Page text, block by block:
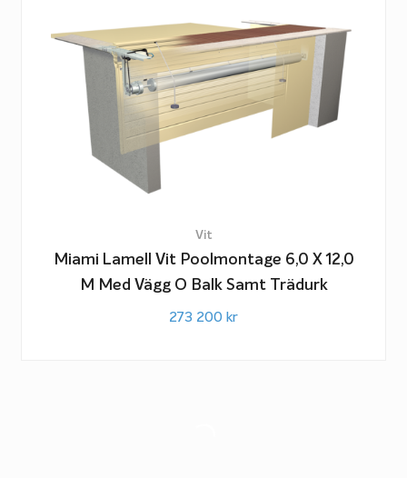
Vit
Miami Lamell Vit Poolmontage 6,0 X 12,0
M Med Vägg O Balk Samt Trädurk
273 200 kr